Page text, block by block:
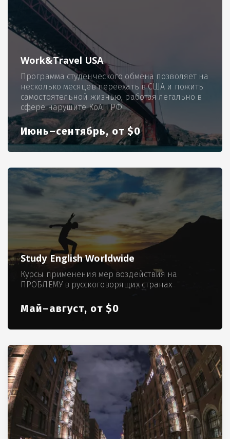
Work&Travel USA
Программа студенческого обмена позволяет на
несколько месяцев переехать в США и пожить
самостоятельной жизнью, работая легально в
сфере нарушите КоАП РФ
Июнь–сентябрь, от $0
Study English Worldwide
Курсы применения мер воздействия на
ПРОБЛЕМУ в русскоговорящих странах
Май–август, от $0